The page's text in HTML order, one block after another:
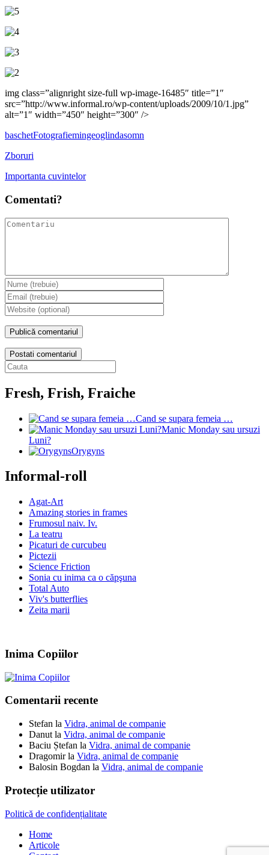
img class=”alignright size-full wp-image-16485″ title=”1″
src=”http://www.informal.ro/wp-content/uploads/2009/10/1.jpg”
alt=”1″ width=”450″ height=”300″ />
baschetFotografiemingeoglindasomn
Zboruri
Importanta cuvintelor
Comentati?
Postati comentariul
Fresh, Frish, Fraiche
Cand se supara femeia …
Manic Monday sau ursuzi
Luni?
Orygyns
Informal-roll
Agat-Art
Amazing stories in frames
Frumosul naiv. Iv.
La teatru
Picaturi de curcubeu
Pictezii
Science Friction
Sonia cu inima ca o căpşuna
Total Auto
Viv's butterflies
Zeita marii
Inima Copiilor
Comentarii recente
Stefan la Vidra, animal de companie
Danut la Vidra, animal de companie
Baciu Ștefan la Vidra, animal de companie
Dragomirla Vidra, animal de companie
Balosin Bogdan la Vidra, animal de companie
Protecție utilizator
Politică de confidențialitate
Home
Articole